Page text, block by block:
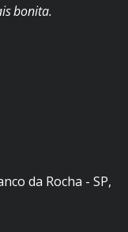
bonita.
da Rocha - SP,